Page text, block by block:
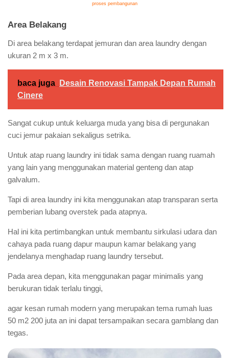
proses pembangunan
Area Belakang
Di area belakang terdapat jemuran dan area laundry dengan
ukuran 2 m x 3 m.
baca juga
Desain Renovasi Tampak Depan Rumah
Cinere
Sangat cukup untuk keluarga muda yang bisa di pergunakan
cuci jemur pakaian sekaligus setrika.
Untuk atap ruang laundry ini tidak sama dengan ruang ruamah
yang lain yang menggunakan material genteng dan atap
galvalum.
Tapi di area laundry ini kita menggunakan atap transparan serta
pemberian lubang overstek pada atapnya.
Hal ini kita pertimbangkan untuk membantu sirkulasi udara dan
cahaya pada ruang dapur maupun kamar belakang yang
jendelanya menghadap ruang laundry tersebut.
Pada area depan, kita menggunakan pagar minimalis yang
berukuran tidak terlalu tinggi,
agar kesan rumah modern yang merupakan tema rumah luas
50 m2 200 juta an ini dapat tersampaikan secara gamblang dan
tegas.